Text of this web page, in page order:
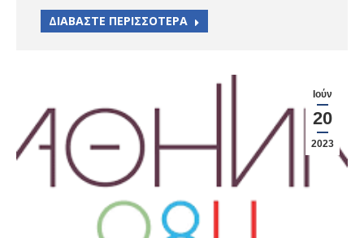
ΔΙΑΒΑΣΤΕ ΠΕΡΙΣΣΟΤΕΡΑ
Ιούν
20
2023